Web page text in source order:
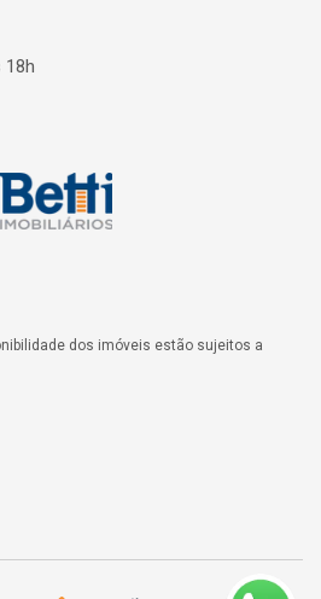
18h
dos imóveis estão sujeitos a